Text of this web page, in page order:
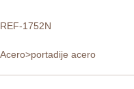
REF-1752N
Acero>portadije acero